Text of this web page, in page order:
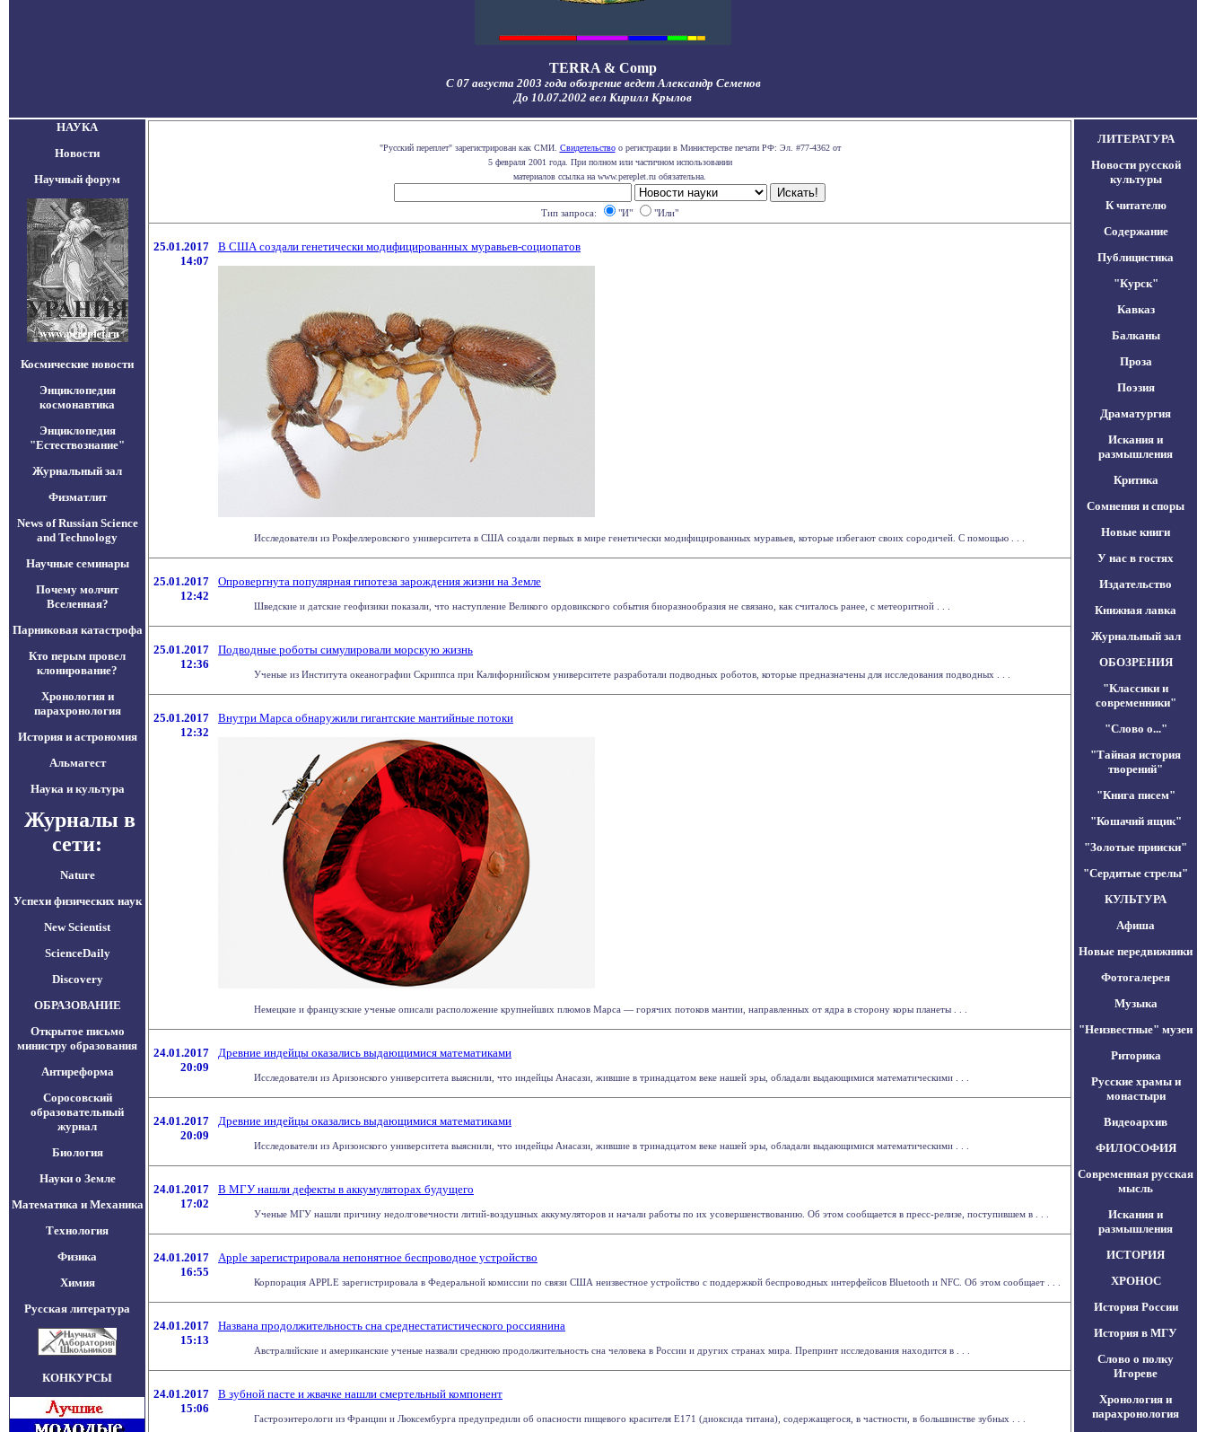
TERRA & Comp
С 07 августа 2003 года обозрение ведет Александр Семенов
До 10.07.2002 вел Кирилл Крылов
НАУКА
Новости
Научный форум
Космические новости
Энциклопедия
космонавтика
Энциклопедия
"Естествознание"
Журнальный зал
Физматлит
News of Russian Science
and Technology
Научные семинары
Почему молчит
Вселенная?
Парниковая катастрофа
Кто перым провел
клонирование?
Хронология и
парахронология
История и астрономия
Альмагест
Наука и культура
Журналы в
сети:
Nature
Успехи физических наук
New Scientist
ScienceDaily
Discovery
ОБРАЗОВАНИЕ
Открытое письмо
министру образования
Антиреформа
Соросовский
образовательный
журнал
Биология
Науки о Земле
Математика и Механика
Технология
Физика
Химия
Русская литература
КОНКУРСЫ
"Русский переплет" зарегистрирован как СМИ. Свидетельствоо регистрации в Министерстве печати РФ: Эл. #77-4362 от
5 февраля 2001 года. При полном или частичном использовании
материалов ссылка на www.pereplet.ru обязательна.
Тип запроса: "И" "Или"
25.01.2017
14:07
В США создали генетически модифицированных муравьев-социопатов
Исследователи из Рокфеллеровского университета в США создали первых в мире генетически модифицированных муравьев, которые избегают своих сородичей. С помощью . . .
25.01.2017
12:42
Опровергнута популярная гипотеза зарождения жизни на Земле
Шведские и датские геофизики показали, что наступление Великого ордовикского события биоразнообразия не связано, как считалось ранее, с метеоритной . . .
25.01.2017
12:36
Подводные роботы симулировали морскую жизнь
Ученые из Института океанографии Скриппса при Калифорнийском университете разработали подводных роботов, которые предназначены для исследования подводных . . .
25.01.2017
12:32
Внутри Марса обнаружили гигантские мантийные потоки
Немецкие и французские ученые описали расположение крупнейших плюмов Марса — горячих потоков мантии, направленных от ядра в сторону коры планеты . . .
24.01.2017
20:09
Древние индейцы оказались выдающимися математиками
Исследователи из Аризонского университета выяснили, что индейцы Анасази, жившие в тринадцатом веке нашей эры, обладали выдающимися математическими . . .
24.01.2017
20:09
Древние индейцы оказались выдающимися математиками
Исследователи из Аризонского университета выяснили, что индейцы Анасази, жившие в тринадцатом веке нашей эры, обладали выдающимися математическими . . .
24.01.2017
17:02
В МГУ нашли дефекты в аккумуляторах будущего
Ученые МГУ нашли причину недолговечности литий-воздушных аккумуляторов и начали работы по их усовершенствованию. Об этом сообщается в пресс-релизе, поступившем в . . .
24.01.2017
16:55
Apple зарегистрировала непонятное беспроводное устройство
Корпорация APPLE зарегистрировала в Федеральной комиссии по связи США неизвестное устройство с поддержкой беспроводных интерфейсов Bluetooth и NFC. Об этом сообщает . . .
24.01.2017
15:13
Названа продолжительность сна среднестатистического россиянина
Австралийские и американские ученые назвали среднюю продолжительность сна человека в России и других странах мира. Препринт исследования находится в . . .
24.01.2017
15:06
В зубной пасте и жвачке нашли смертельный компонент
Гастроэнтерологи из Франции и Люксембурга предупредили об опасности пищевого красителя E171 (диоксида титана), содержащегося, в частности, в большинстве зубных . . .
ЛИТЕРАТУРА
Новости русской
культуры
К читателю
Содержание
Публицистика
"Курск"
Кавказ
Балканы
Проза
Поэзия
Драматургия
Искания и
размышления
Критика
Сомнения и споры
Новые книги
У нас в гостях
Издательство
Книжная лавка
Журнальный зал
ОБОЗРЕНИЯ
"Классики и
современники"
"Слово о..."
"Тайная история
творений"
"Книга писем"
"Кошачий ящик"
"Золотые прииски"
"Сердитые стрелы"
КУЛЬТУРА
Афиша
Новые передвижники
Фотогалерея
Музыка
"Неизвестные" музеи
Риторика
Русские храмы и
монастыри
Видеоархив
ФИЛОСОФИЯ
Современная русская
мысль
Искания и
размышления
ИСТОРИЯ
ХРОНОС
История России
История в МГУ
Слово о полку
Игореве
Хронология и
парахронология